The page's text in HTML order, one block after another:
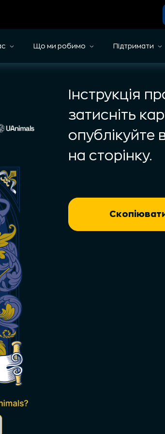
Що ми робимо Підтримати
Інструкція
затисніть
опублікуйте
на сторінку.